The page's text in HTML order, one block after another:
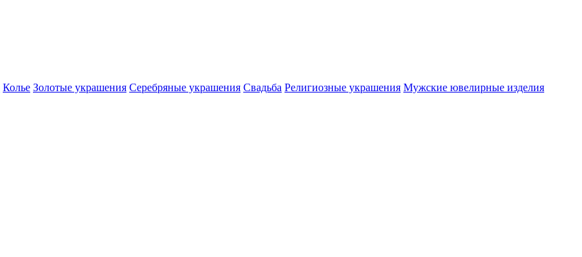
Колье Золотые украшения Серебряные украшения Свадьба Религиозные украшения Мужские ювелирные изделия